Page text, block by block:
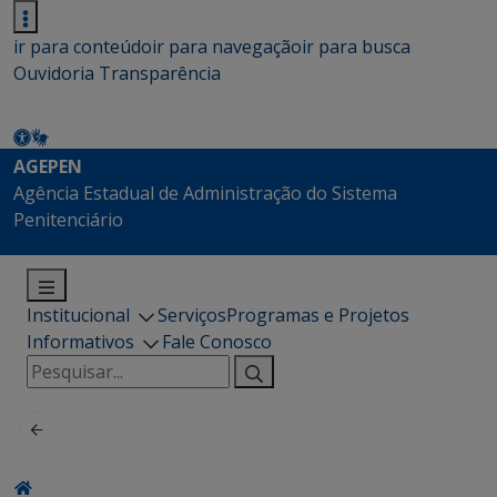
ir para conteúdoir para navegaçãoir para busca
Ouvidoria Transparência
AGEPEN
Agência Estadual de Administração do Sistema
Penitenciário
Institucional ServiçosProgramas e Projetos
Informativos
Fale Conosco
Pesquisar
por: